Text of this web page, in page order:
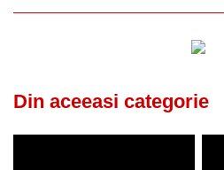
Din aceeasi categorie